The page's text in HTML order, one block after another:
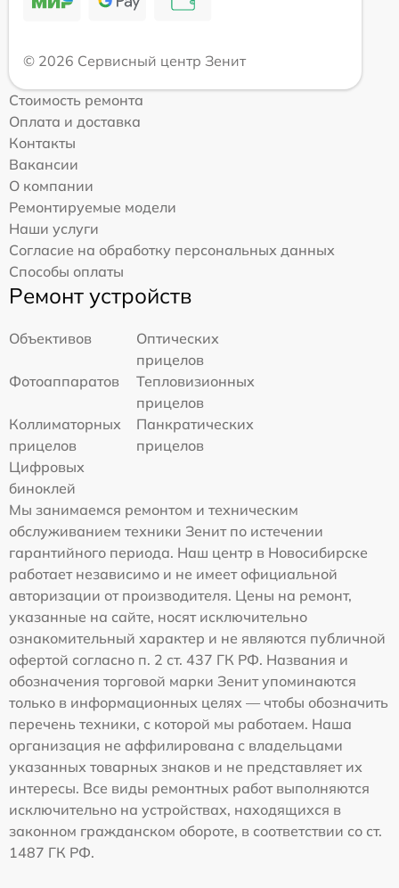
© 2026 Сервисный центр Зенит
Стоимость ремонта
Оплата и доставка
Контакты
Вакансии
О компании
Ремонтируемые модели
Наши услуги
Согласие на обработку персональных данных
Способы оплаты
Ремонт устройств
Объективов
Оптических
прицелов
Фотоаппаратов
Тепловизионных
прицелов
Коллиматорных
прицелов
Панкратических
прицелов
Цифровых
биноклей
Мы занимаемся ремонтом и техническим
обслуживанием техники Зенит по истечении
гарантийного периода. Наш центр в Новосибирске
работает независимо и не имеет официальной
авторизации от производителя. Цены на ремонт,
указанные на сайте, носят исключительно
ознакомительный характер и не являются публичной
офертой согласно п. 2 ст. 437 ГК РФ. Названия и
обозначения торговой марки Зенит упоминаются
только в информационных целях — чтобы обозначить
перечень техники, с которой мы работаем. Наша
организация не аффилирована с владельцами
указанных товарных знаков и не представляет их
интересы. Все виды ремонтных работ выполняются
исключительно на устройствах, находящихся в
законном гражданском обороте, в соответствии со ст.
1487 ГК РФ.